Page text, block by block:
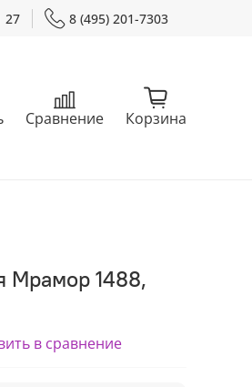
27 8 (495) 201-7303
Сравнение Корзина
Мрамор 1488,
в сравнение